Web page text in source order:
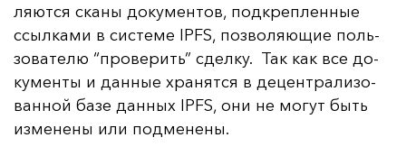
ля­ют­ся ска­ны до­ку­мен­тов, под­креп­лен­ные
ссыл­ка­ми в сис­те­ме IPFS, поз­во­ля­ющие поль­
зо­ва­те­лю “про­ве­рить” сдел­ку. Так как все до­
ку­мен­ты и дан­ные хра­нят­ся в де­цен­тра­ли­зо­
ван­ной ба­зе дан­ных IPFS, они не мо­гут быть
из­ме­не­ны или под­ме­не­ны.